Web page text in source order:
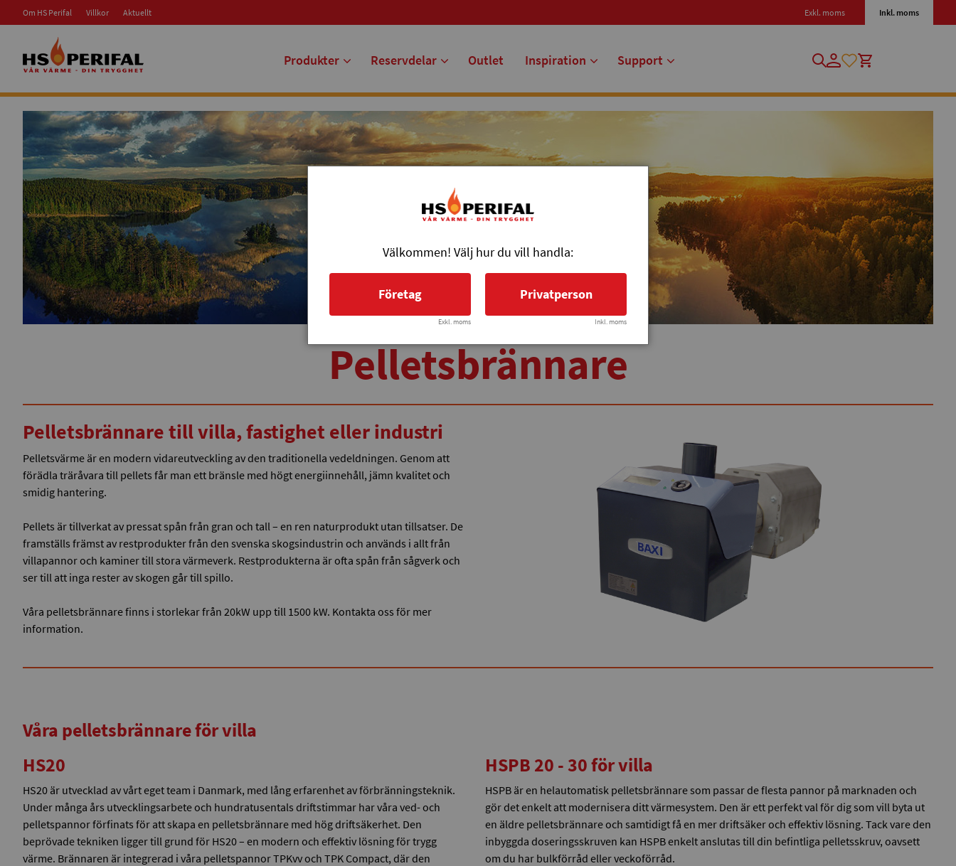
Exkl. moms Inkl. moms
Om HS Perifal Villkor Aktuellt
Produkter Reservdelar Outlet Inspiration Support
Pelletsbrännare
Pelletsbrännare till villa, fastighet eller industri
Pelletsvärme är en modern vidareutveckling av den traditionella vedeldningen. Genom att
förädla träråvara till pellets får man ett bränsle med högt energiinnehåll, jämn kvalitet och
smidig hantering.
Pellets är tillverkat av pressat spån från gran och tall – en ren naturprodukt utan tillsatser. De
framställs främst av restprodukter från den svenska skogsindustrin och används i allt från
villapannor och kaminer till stora värmeverk. Restprodukterna är ofta spån från sågverk och
ser till att inga rester av skogen går till spillo.
Våra pelletsbrännare finns i storlekar från 20kW upp till 1500 kW. Kontakta oss för mer
information.
Våra pelletsbrännare för villa
HS20
HS20 är utvecklad av vårt eget team i Danmark, med lång erfarenhet av förbränningsteknik.
Under många års utvecklingsarbete och hundratusentals driftstimmar har våra ved- och
pelletspannor förfinats för att skapa en pelletsbrännare med hög driftsäkerhet. Den
beprövade tekniken ligger till grund för HS20 – en modern och effektiv lösning för trygg
värme. Brännaren är integrerad i våra pelletspannor TPKvv och TPK Compact, där den
HSPB 20 - 30 för villa
HSPB är en helautomatisk pelletsbrännare som passar de flesta pannor på marknaden och
gör det enkelt att modernisera ditt värmesystem. Den är ett perfekt val för dig som vill byta ut
en äldre pelletsbrännare och samtidigt få en mer driftsäker och effektiv lösning. Tack vare den
inbyggda doseringsskruven kan HSPB enkelt anslutas till din befintliga pelletsskruv, oavsett
om du har bulkförråd eller veckoförråd.
Välkommen! Välj hur du vill handla:
Företag
Exkl. moms
Privatperson
Inkl. moms